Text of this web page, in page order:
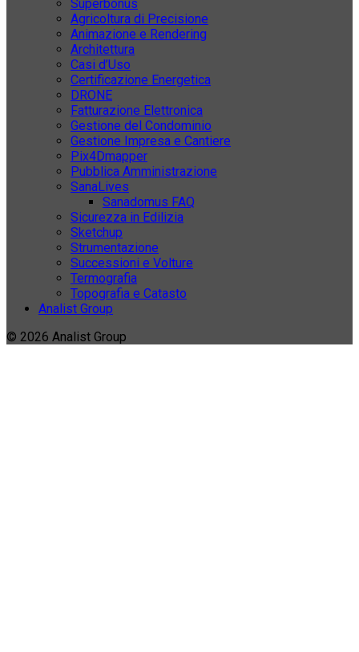
Superbonus
Agricoltura di Precisione
Animazione e Rendering
Architettura
Casi d’Uso
Certificazione Energetica
DRONE
Fatturazione Elettronica
Gestione del Condominio
Gestione Impresa e Cantiere
Pix4Dmapper
Pubblica Amministrazione
SanaLives
Sanadomus FAQ
Sicurezza in Edilizia
Sketchup
Strumentazione
Successioni e Volture
Termografia
Topografia e Catasto
Analist Group
© 2026 Analist Group